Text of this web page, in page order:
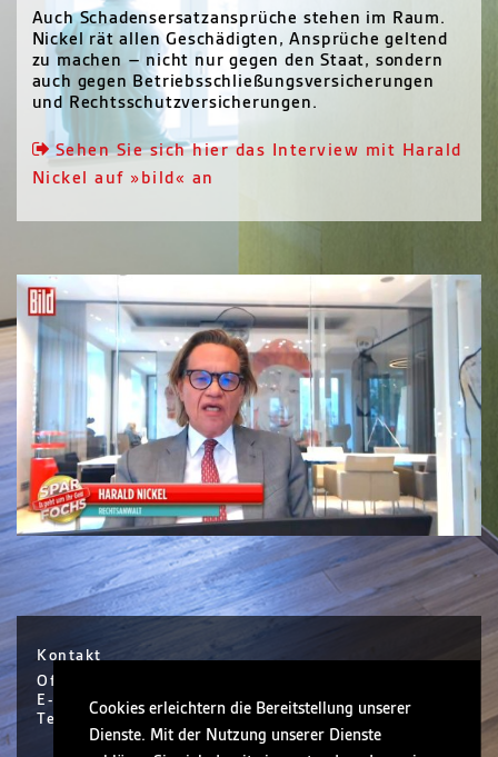
Cookies erleichtern die Bereitstellung unserer
Dienste. Mit der Nutzung unserer Dienste
Auch Schadensersatzansprüche stehen im Raum.
Nickel rät allen Geschädigten, Ansprüche geltend
zu machen – nicht nur gegen den Staat, sondern
auch gegen Betriebsschließungsversicherungen
und Rechtsschutzversicherungen.
Sehen Sie sich hier das Interview mit Harald
Nickel auf »bild« an
Kontakt
Office Hanau / Sophie Scholl Platz 6 / Hanau
E-Mail info@nickel.de
Tel +49 (0)6181 30410-0